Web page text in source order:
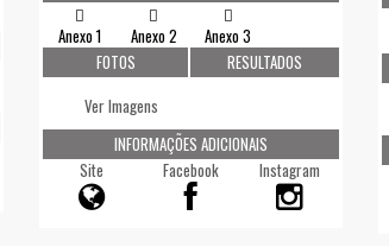
Anexo 1 Anexo 2
Anexo 3
FOTOS
Ver Imagens
RESULTADOS
INFORMAÇÕES ADICIONAIS
Site
Facebook Instagram